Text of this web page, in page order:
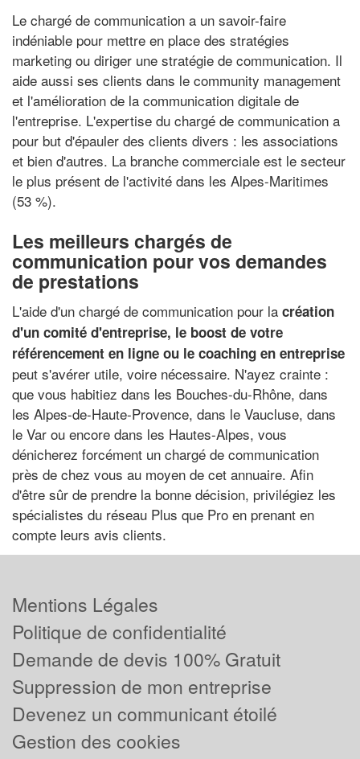
Le chargé de communication a un savoir-faire
indéniable pour mettre en place des stratégies
marketing ou diriger une stratégie de communication. Il
aide aussi ses clients dans le community management
et l'amélioration de la communication digitale de
l'entreprise. L'expertise du chargé de communication a
pour but d'épauler des clients divers : les associations
et bien d'autres. La branche commerciale est le secteur
le plus présent de l'activité dans les Alpes-Maritimes
(53 %).
Les meilleurs chargés de
communication pour vos demandes
de prestations
L'aide d'un chargé de communication pour la création
d'un comité d'entreprise, le boost de votre
référencement en ligne ou le coaching en entreprise
peut s'avérer utile, voire nécessaire. N'ayez crainte :
que vous habitiez dans les Bouches-du-Rhône, dans
les Alpes-de-Haute-Provence, dans le Vaucluse, dans
le Var ou encore dans les Hautes-Alpes, vous
dénicherez forcément un chargé de communication
près de chez vous au moyen de cet annuaire. Afin
d'être sûr de prendre la bonne décision, privilégiez les
spécialistes du réseau Plus que Pro en prenant en
compte leurs avis clients.
Mentions Légales
Politique de confidentialité
Demande de devis 100% Gratuit
Suppression de mon entreprise
Devenez un communicant étoilé
Gestion des cookies